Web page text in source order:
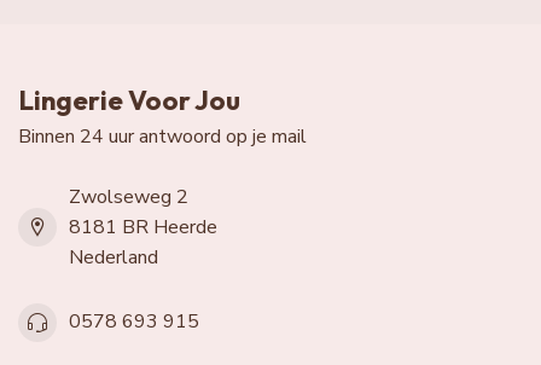
Lingerie Voor Jou
Binnen 24 uur antwoord op je mail
Zwolseweg 2
8181 BR Heerde
Nederland
0578 693 915